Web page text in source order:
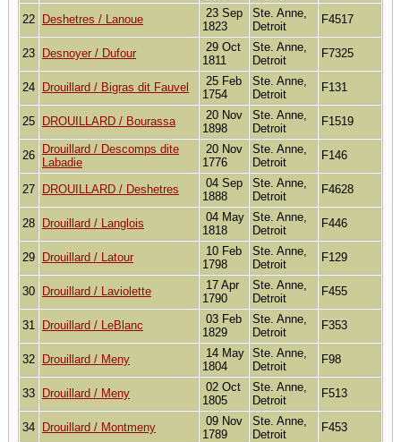
22 Deshetres / Lanoue
23 Sep
1823
Ste. Anne,
Detroit
F4517
23 Desnoyer / Dufour
29 Oct
1811
Ste. Anne,
Detroit
F7325
24 Drouillard / Bigras dit Fauvel
25 Feb
1754
Ste. Anne,
Detroit
F131
25 DROUILLARD / Bourassa
20 Nov
1898
Ste. Anne,
Detroit
F1519
26
Drouillard / Descomps dite
Labadie
20 Nov
1776
Ste. Anne,
Detroit
F146
27 DROUILLARD / Deshetres
04 Sep
1888
Ste. Anne,
Detroit
F4628
28 Drouillard / Langlois
04 May
1818
Ste. Anne,
Detroit
F446
29 Drouillard / Latour
10 Feb
1798
Ste. Anne,
Detroit
F129
30 Drouillard / Laviolette
17 Apr
1790
Ste. Anne,
Detroit
F455
31 Drouillard / LeBlanc
03 Feb
1829
Ste. Anne,
Detroit
F353
32 Drouillard / Meny
14 May
1804
Ste. Anne,
Detroit
F98
33 Drouillard / Meny
02 Oct
1805
Ste. Anne,
Detroit
F513
34 Drouillard / Montmeny
09 Nov
1789
Ste. Anne,
Detroit
F453